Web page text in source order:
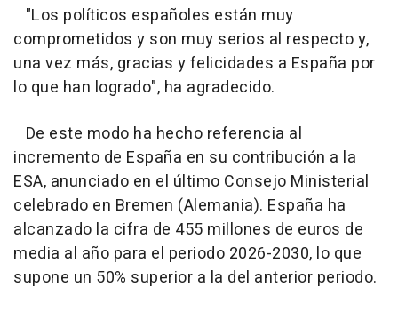
"Los políticos españoles están muy
comprometidos y son muy serios al respecto y,
una vez más, gracias y felicidades a España por
lo que han logrado", ha agradecido.
De este modo ha hecho referencia al
incremento de España en su contribución a la
ESA, anunciado en el último Consejo Ministerial
celebrado en Bremen (Alemania). España ha
alcanzado la cifra de 455 millones de euros de
media al año para el periodo 2026-2030, lo que
supone un 50% superior a la del anterior periodo.